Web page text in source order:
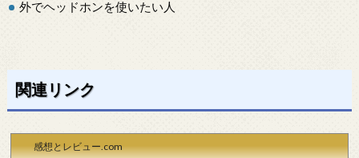
外でヘッドホンを使いたい人
関連リンク
感想とレビュー.com